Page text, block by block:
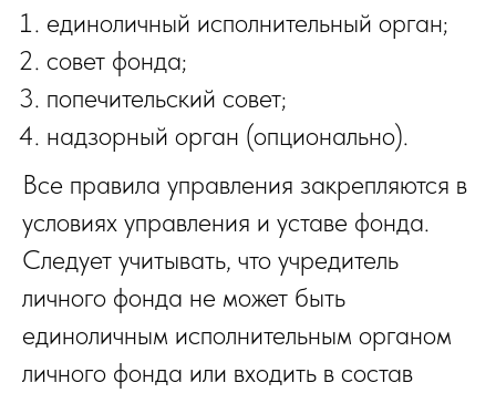
единоличный исполнительный орган;
совет фонда;
попечительский совет;
надзорный орган (опционально).
Все правила управления закрепляются в
условиях управления и уставе фонда.
Следует учитывать, что учредитель
личного фонда не может быть
единоличным исполнительным органом
личного фонда или входить в состав